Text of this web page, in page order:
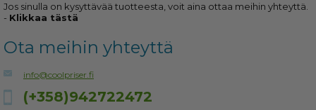
Jos sinulla on kysyttävää tuotteesta, voit aina ottaa meihin yhteyttä.
- Klikkaa tästä
Ota meihin yhteyttä
info@coolpriser.fi
(+358)942722472